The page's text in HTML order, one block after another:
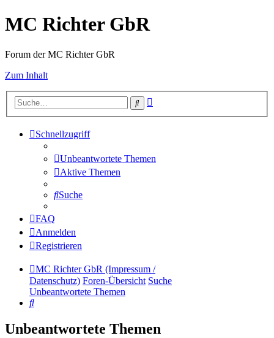
MC Richter GbR
Forum der MC Richter GbR
Zum Inhalt
Suche
Schnellzugriff
Unbeantwortete Themen
Aktive Themen
Suche
FAQ
Anmelden
Registrieren
MC Richter GbR (Impressum /
Datenschutz) Foren-Übersicht Suche
Unbeantwortete Themen
Suche
Unbeantwortete Themen